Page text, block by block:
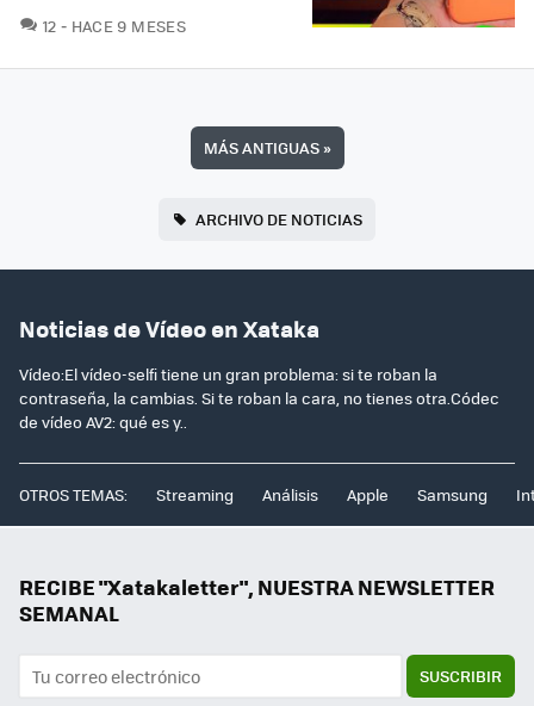
12 COMENTARIOS
HACE 9 MESES
MÁS ANTIGUAS»
ARCHIVO DE NOTICIAS
Noticias de Vídeo en Xataka
Vídeo:El vídeo-selfi tiene un gran problema: si te roban la
contraseña, la cambias. Si te roban la cara, no tienes otra.Códec
de vídeo AV2: qué es y..
OTROS TEMAS: Streaming Análisis Apple Samsung
RECIBE "Xatakaletter", NUESTRA NEWSLETTER
SEMANAL
SUSCRIBIR